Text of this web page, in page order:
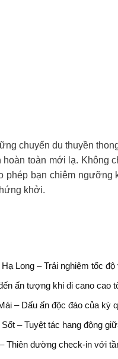
chuyến du thuyền
hoàn toàn mới lạ. Không
phép bạn chiêm
khởi.
Long – Trải nghiệm tốc
ấn tượng khi đi cano cao
– Dấu ấn độc đáo của kỳ
– Tuyệt tác hang động
Thiên đường check-in với